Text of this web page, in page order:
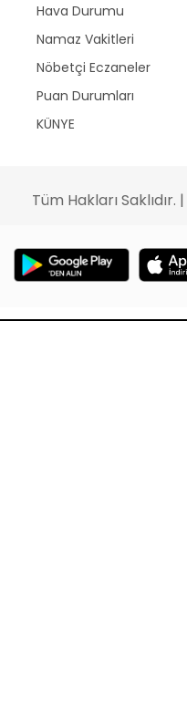
Hava Durumu
Namaz Vakitleri
Nöbetçi Eczaneler
Puan Durumları
KÜNYE
Tüm Hakları Saklıdır. |